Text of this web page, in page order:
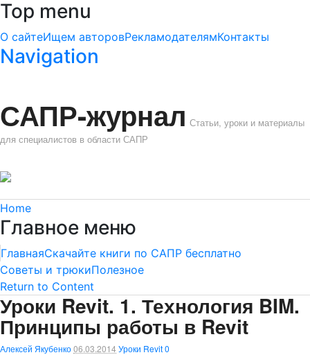
Top menu
О сайтеИщем авторовРекламодателямКонтакты
Navigation
САПР-журнал Статьи, уроки и материалы
для специалистов в области САПР
Home
Главное меню
ГлавнаяСкачайте книги по САПР бесплатно
Советы и трюкиПолезное
Return to Content
Уроки Revit. 1. Технология BIM.
Принципы работы в Revit
Алексей Якубенко06.03.2014 Уроки Revit0